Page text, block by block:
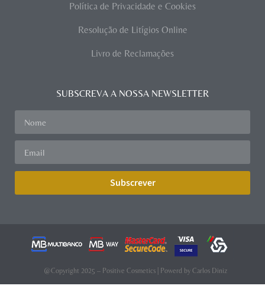
Política de Privacidade e Cookies
Resolução de Litígios Online
Livro de Reclamações
SUBSCREVA A NOSSA NEWSLETTER
Subscrever
@Copyright 2025 – Positive Cosmetics | Powerd by Carlos Diniz